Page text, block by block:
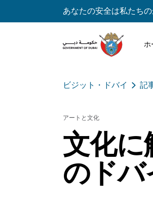
あなたの安全は私たちの
ホ
ビジット・ドバイ 記
アートと文化
文化
のド